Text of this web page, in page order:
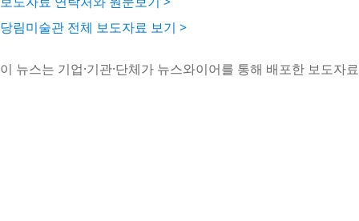
당림미술관 전체 보도자료 보기 >
이 뉴스는 기업·기관·단체가 뉴스와이어를 통해 배포한 보도자